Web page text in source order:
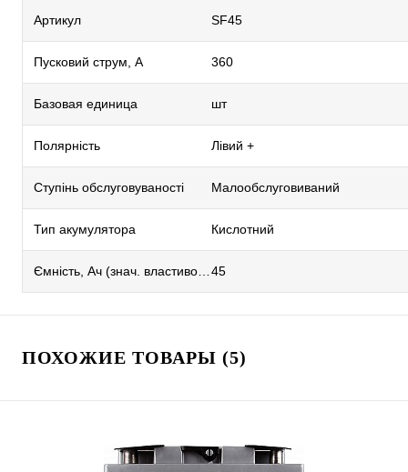
Артикул SF45
Пусковий струм, А 360
Базовая единица шт
Полярність Лівий +
Ступінь обслуговуваності Малообслуговиваний
Тип акумулятора Кислотний
45
ПОХОЖИЕ ТОВАРЫ (5)